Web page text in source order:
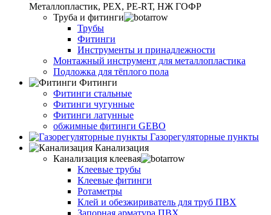
Металлопластик, РЕХ, РЕ-RТ, НЖ ГОФР
Труба и фитинги
Трубы
Фитинги
Инструменты и принадлежности
Монтажный инструмент для металлопластика
Подложка для тёплого пола
Фитинги
Фитинги стальные
Фитинги чугунные
Фитинги латунные
обжимные фитинги GEBO
Газорегуляторные пункты
Канализация
Канализация клеевая
Клеевые трубы
Клеевые фитинги
Ротаметры
Клей и обезжириватель для труб ПВХ
Запорная арматура ПВХ